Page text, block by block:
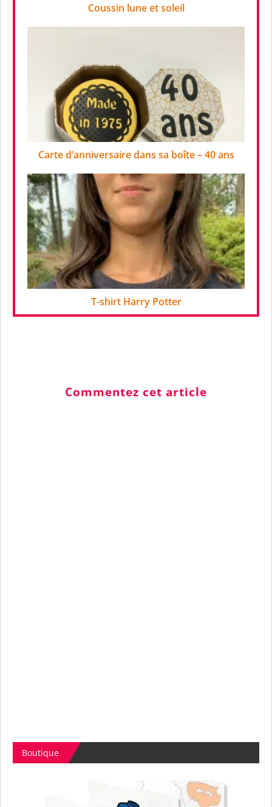
Coussin lune et soleil
Carte d’anniversaire dans sa boîte – 40 ans
T-shirt Harry Potter
Commentez cet article
Boutique